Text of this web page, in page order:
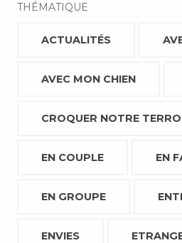
THÉMATIQUE
ACTUALITÉS
AVEC MON CHIEN
CROQUER NOTRE
EN COUPLE EN
EN GROUPE
ENVIES